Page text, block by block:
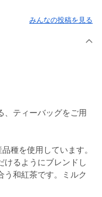
みんなの投稿を見る
、ティーバッグをご用
種を使用しています。
けるようにブレンドし
う和紅茶です。ミルク